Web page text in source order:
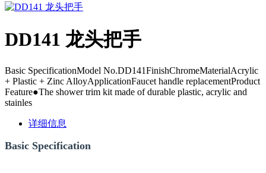
DD141 龙头把手
Basic SpecificationModel No.DD141FinishChromeMaterialAcrylic
+ Plastic + Zinc AlloyApplicationFaucet handle replacementProduct
Feature●The shower trim kit made of durable plastic, acrylic and
stainles
详细信息
Basic Specification